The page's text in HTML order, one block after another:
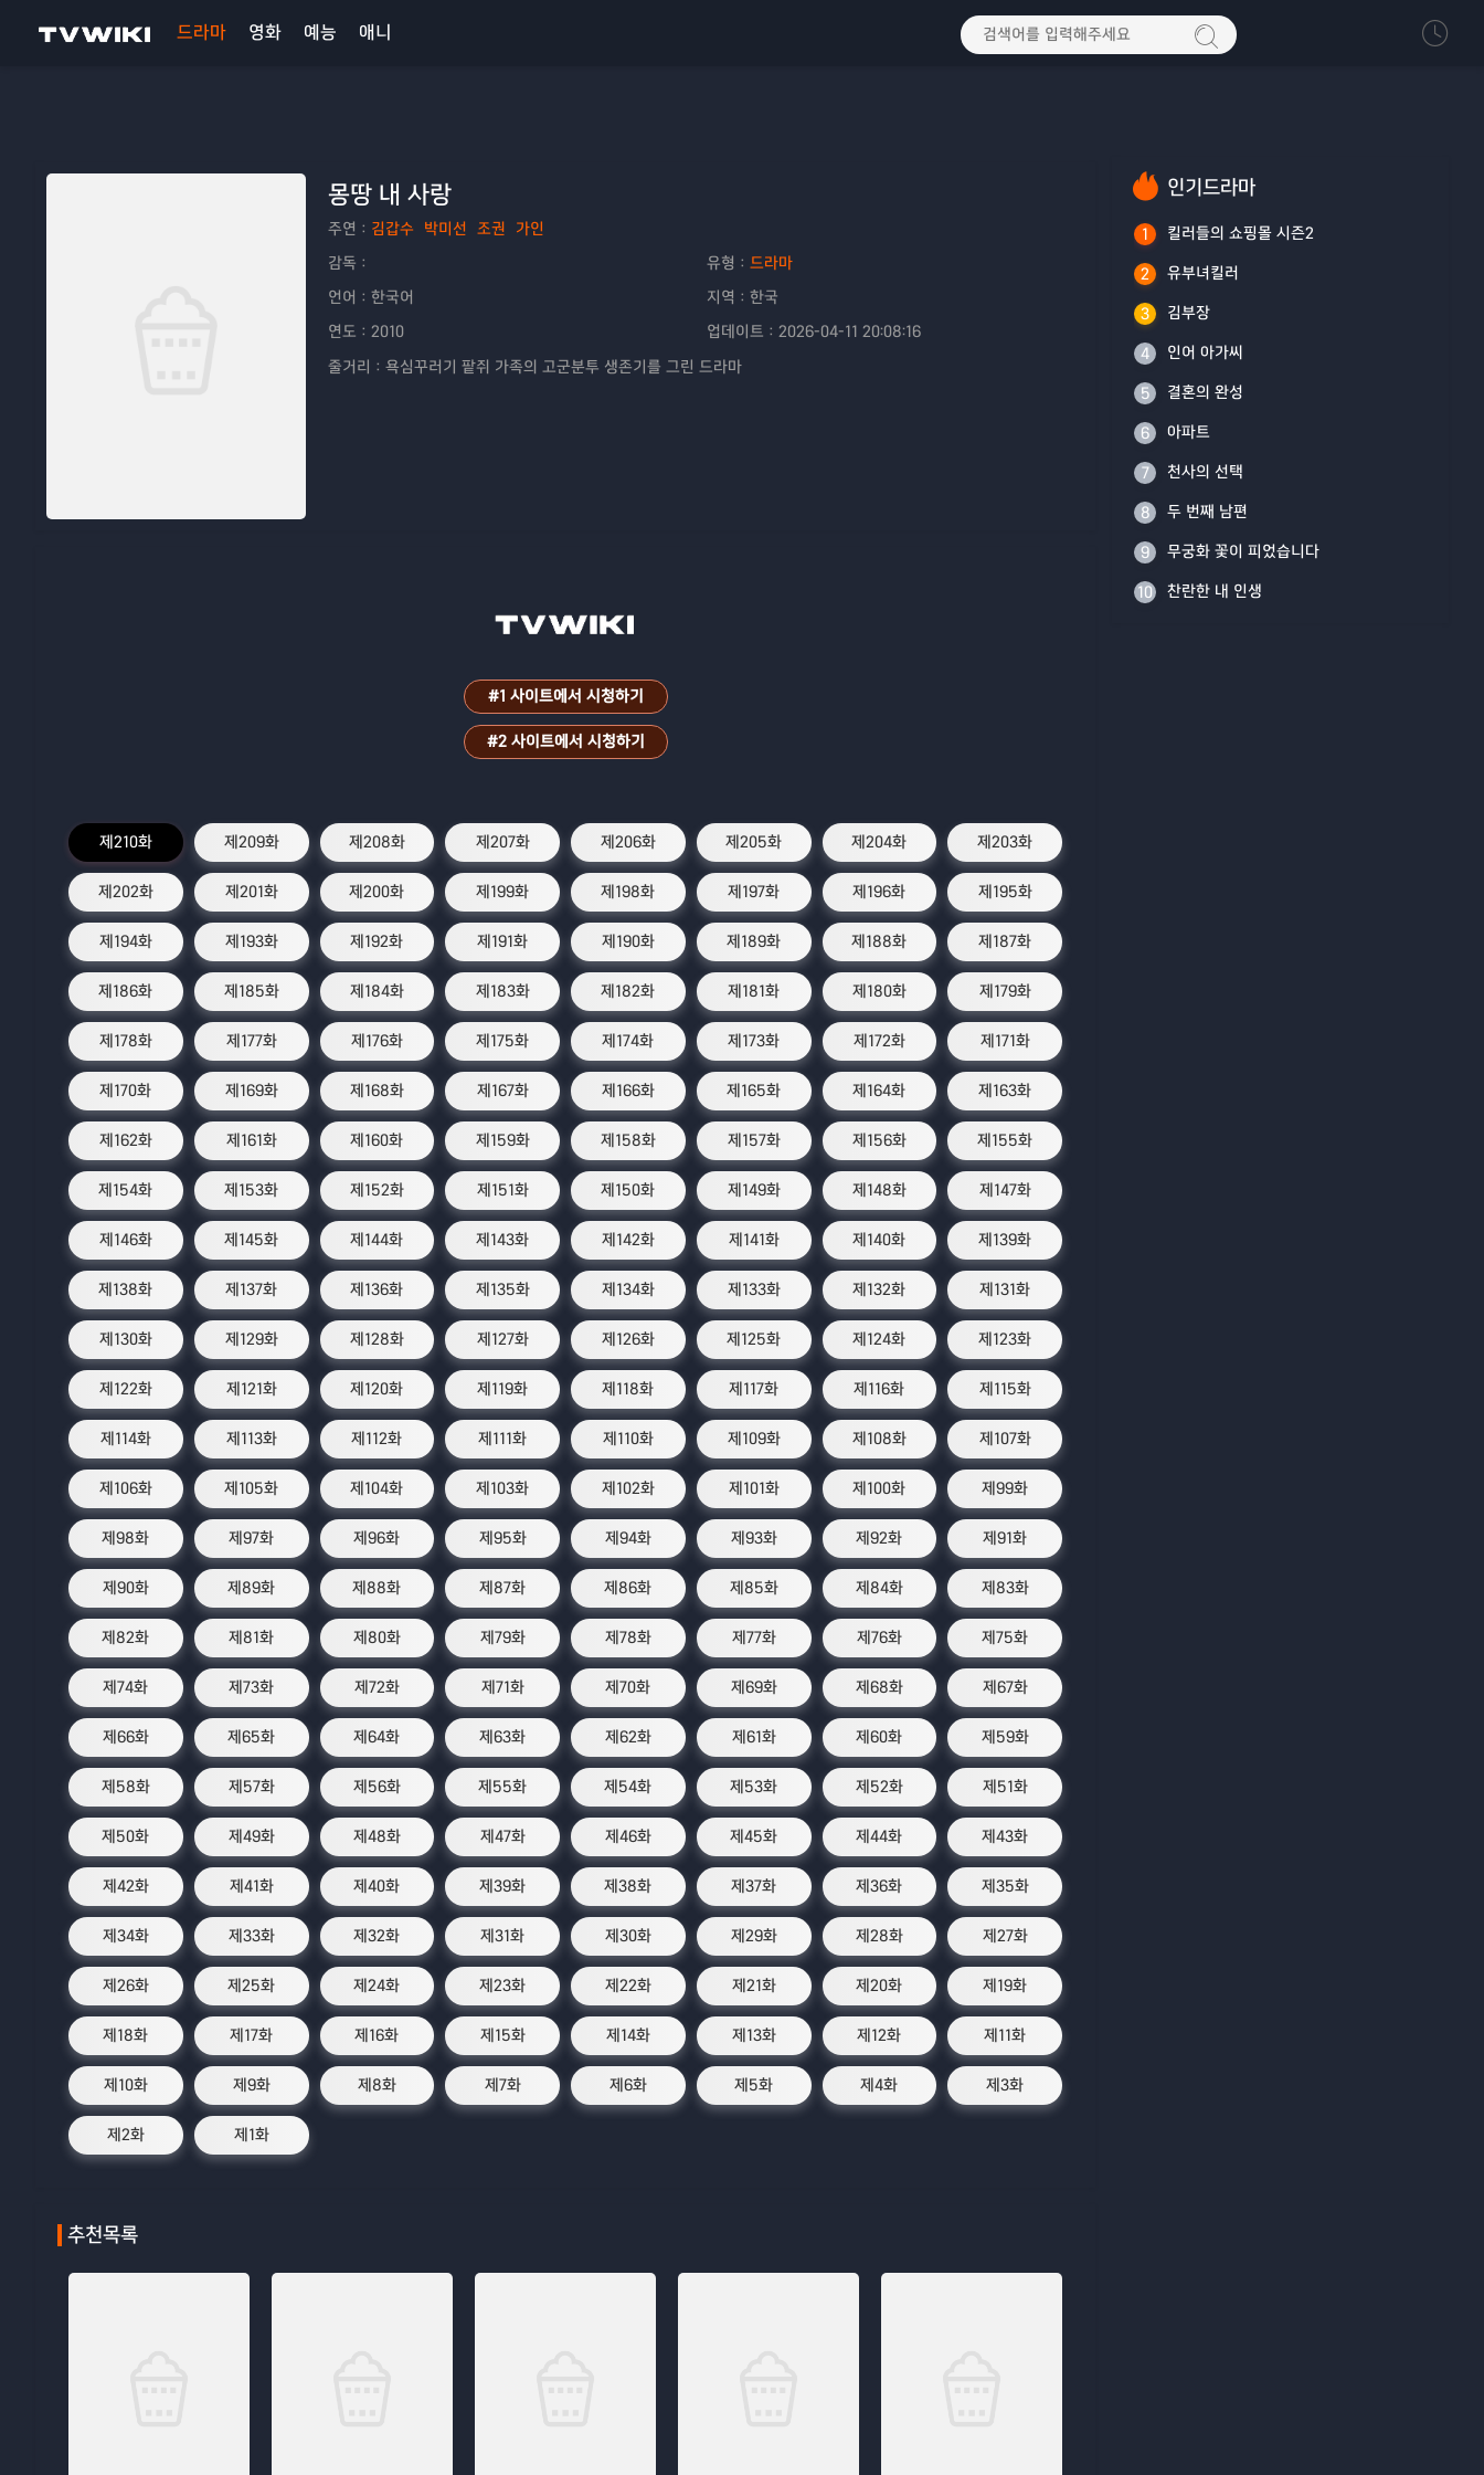
드라마 영화 예능 애니
몽땅 내 사랑
주연： 김갑수 박미선 조권
가인
감독：
유형： 드라마
언어： 한국어 지역： 한국
연도： 2010 업데이트： 2026-04-11 20:08:16
줄거리： 욕심꾸러기 팥쥐 가족의 고군분투 생존기를 그린 드라마
#1 사이트에서 시청하기
#2 사이트에서 시청하기
제210화 제209화 제208화 제207화 제206화 제205화 제204화 제203화
제202화 제201화 제200화 제199화 제198화 제197화 제196화 제195화
제194화 제193화 제192화 제191화 제190화 제189화 제188화 제187화
제186화 제185화 제184화 제183화 제182화 제181화 제180화 제179화
제178화 제177화 제176화 제175화 제174화 제173화 제172화 제171화
제170화 제169화 제168화 제167화 제166화 제165화 제164화 제163화
제162화 제161화 제160화 제159화 제158화 제157화 제156화 제155화
제154화 제153화 제152화 제151화 제150화 제149화 제148화 제147화
제146화 제145화 제144화 제143화 제142화 제141화 제140화 제139화
제138화 제137화 제136화 제135화 제134화 제133화 제132화 제131화
제130화 제129화 제128화 제127화 제126화 제125화 제124화 제123화
제122화 제121화 제120화 제119화 제118화 제117화 제116화 제115화
제114화 제113화 제112화 제111화 제110화 제109화 제108화 제107화
제106화 제105화 제104화 제103화 제102화 제101화 제100화 제99화
제98화 제97화 제96화 제95화 제94화 제93화 제92화 제91화
제90화 제89화 제88화 제87화 제86화 제85화 제84화 제83화
제82화 제81화 제80화 제79화 제78화 제77화 제76화 제75화
제74화 제73화 제72화 제71화 제70화 제69화 제68화 제67화
제66화 제65화 제64화 제63화 제62화 제61화 제60화 제59화
제58화 제57화 제56화 제55화 제54화 제53화 제52화 제51화
제50화 제49화 제48화 제47화 제46화 제45화 제44화 제43화
제42화 제41화 제40화 제39화 제38화 제37화 제36화 제35화
제34화 제33화 제32화 제31화 제30화 제29화 제28화 제27화
제26화 제25화 제24화 제23화 제22화 제21화 제20화 제19화
제18화 제17화 제16화 제15화 제14화 제13화 제12화 제11화
제10화 제9화 제8화 제7화 제6화 제5화 제4화 제3화
제2화 제1화
추천목록
인기드라마
1 킬러들의 쇼핑몰 시즌2
2 유부녀킬러
3 김부장
4 인어 아가씨
5 결혼의 완성
6 아파트
7 천사의 선택
8 두 번째 남편
9 무궁화 꽃이 피었습니다
10 찬란한 내 인생